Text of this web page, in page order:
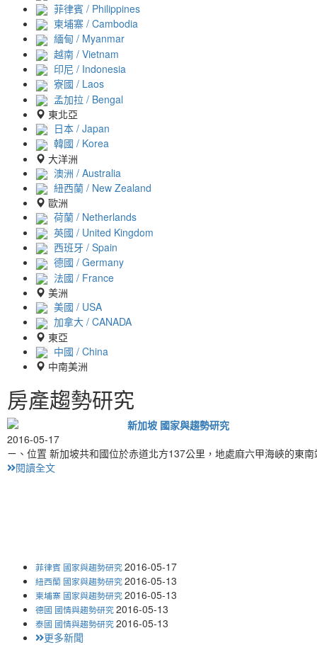
菲律賓 / Philippines
柬埔寨 / Cambodia
緬甸 / Myanmar
越南 / Vietnam
印尼 / Indonesia
寮國 / Laos
孟加拉 / Bengal
東北亞
日本 / Japan
韓國 / Korea
大洋洲
澳洲 / Australia
紐西蘭 / New Zealand
歐洲
荷蘭 / Netherlands
英國 / United Kingdom
西班牙 / Spain
德國 / Germany
法國 / France
美洲
美國 / USA
加拿大 / CANADA
東亞
中國 / China
中南美洲
房產趨勢研究
新加坡 國家與趨勢研究
2016-05-17
ㄧ、位置 新加坡共和國位於赤道北方137公里，地處麻六甲海峽的東
閱讀全文
菲律賓 國家與趨勢研究2016-05-17
紐西蘭 國家與趨勢研究2016-05-13
柬埔寨 國家與趨勢研究2016-05-13
德國 國情與趨勢研究2016-05-13
泰國 國情與趨勢研究2016-05-13
更多新聞